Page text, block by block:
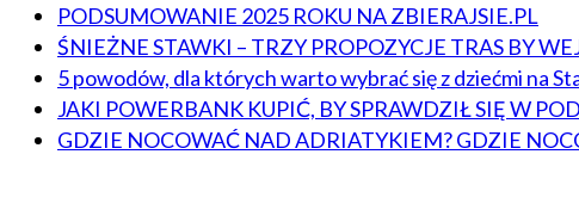
PODSUMOWANIE 2025 ROKU NA ZBIERAJSIE.PL
ŚNIEŻNE STAWKI – TRZY PROPOZYCJE TRAS BY
5 powodów, dla których warto wybrać się z dziećmi na
JAKI POWERBANK KUPIĆ, BY SPRAWDZIŁ SIĘ W
GDZIE NOCOWAĆ NAD ADRIATYKIEM? GDZIE